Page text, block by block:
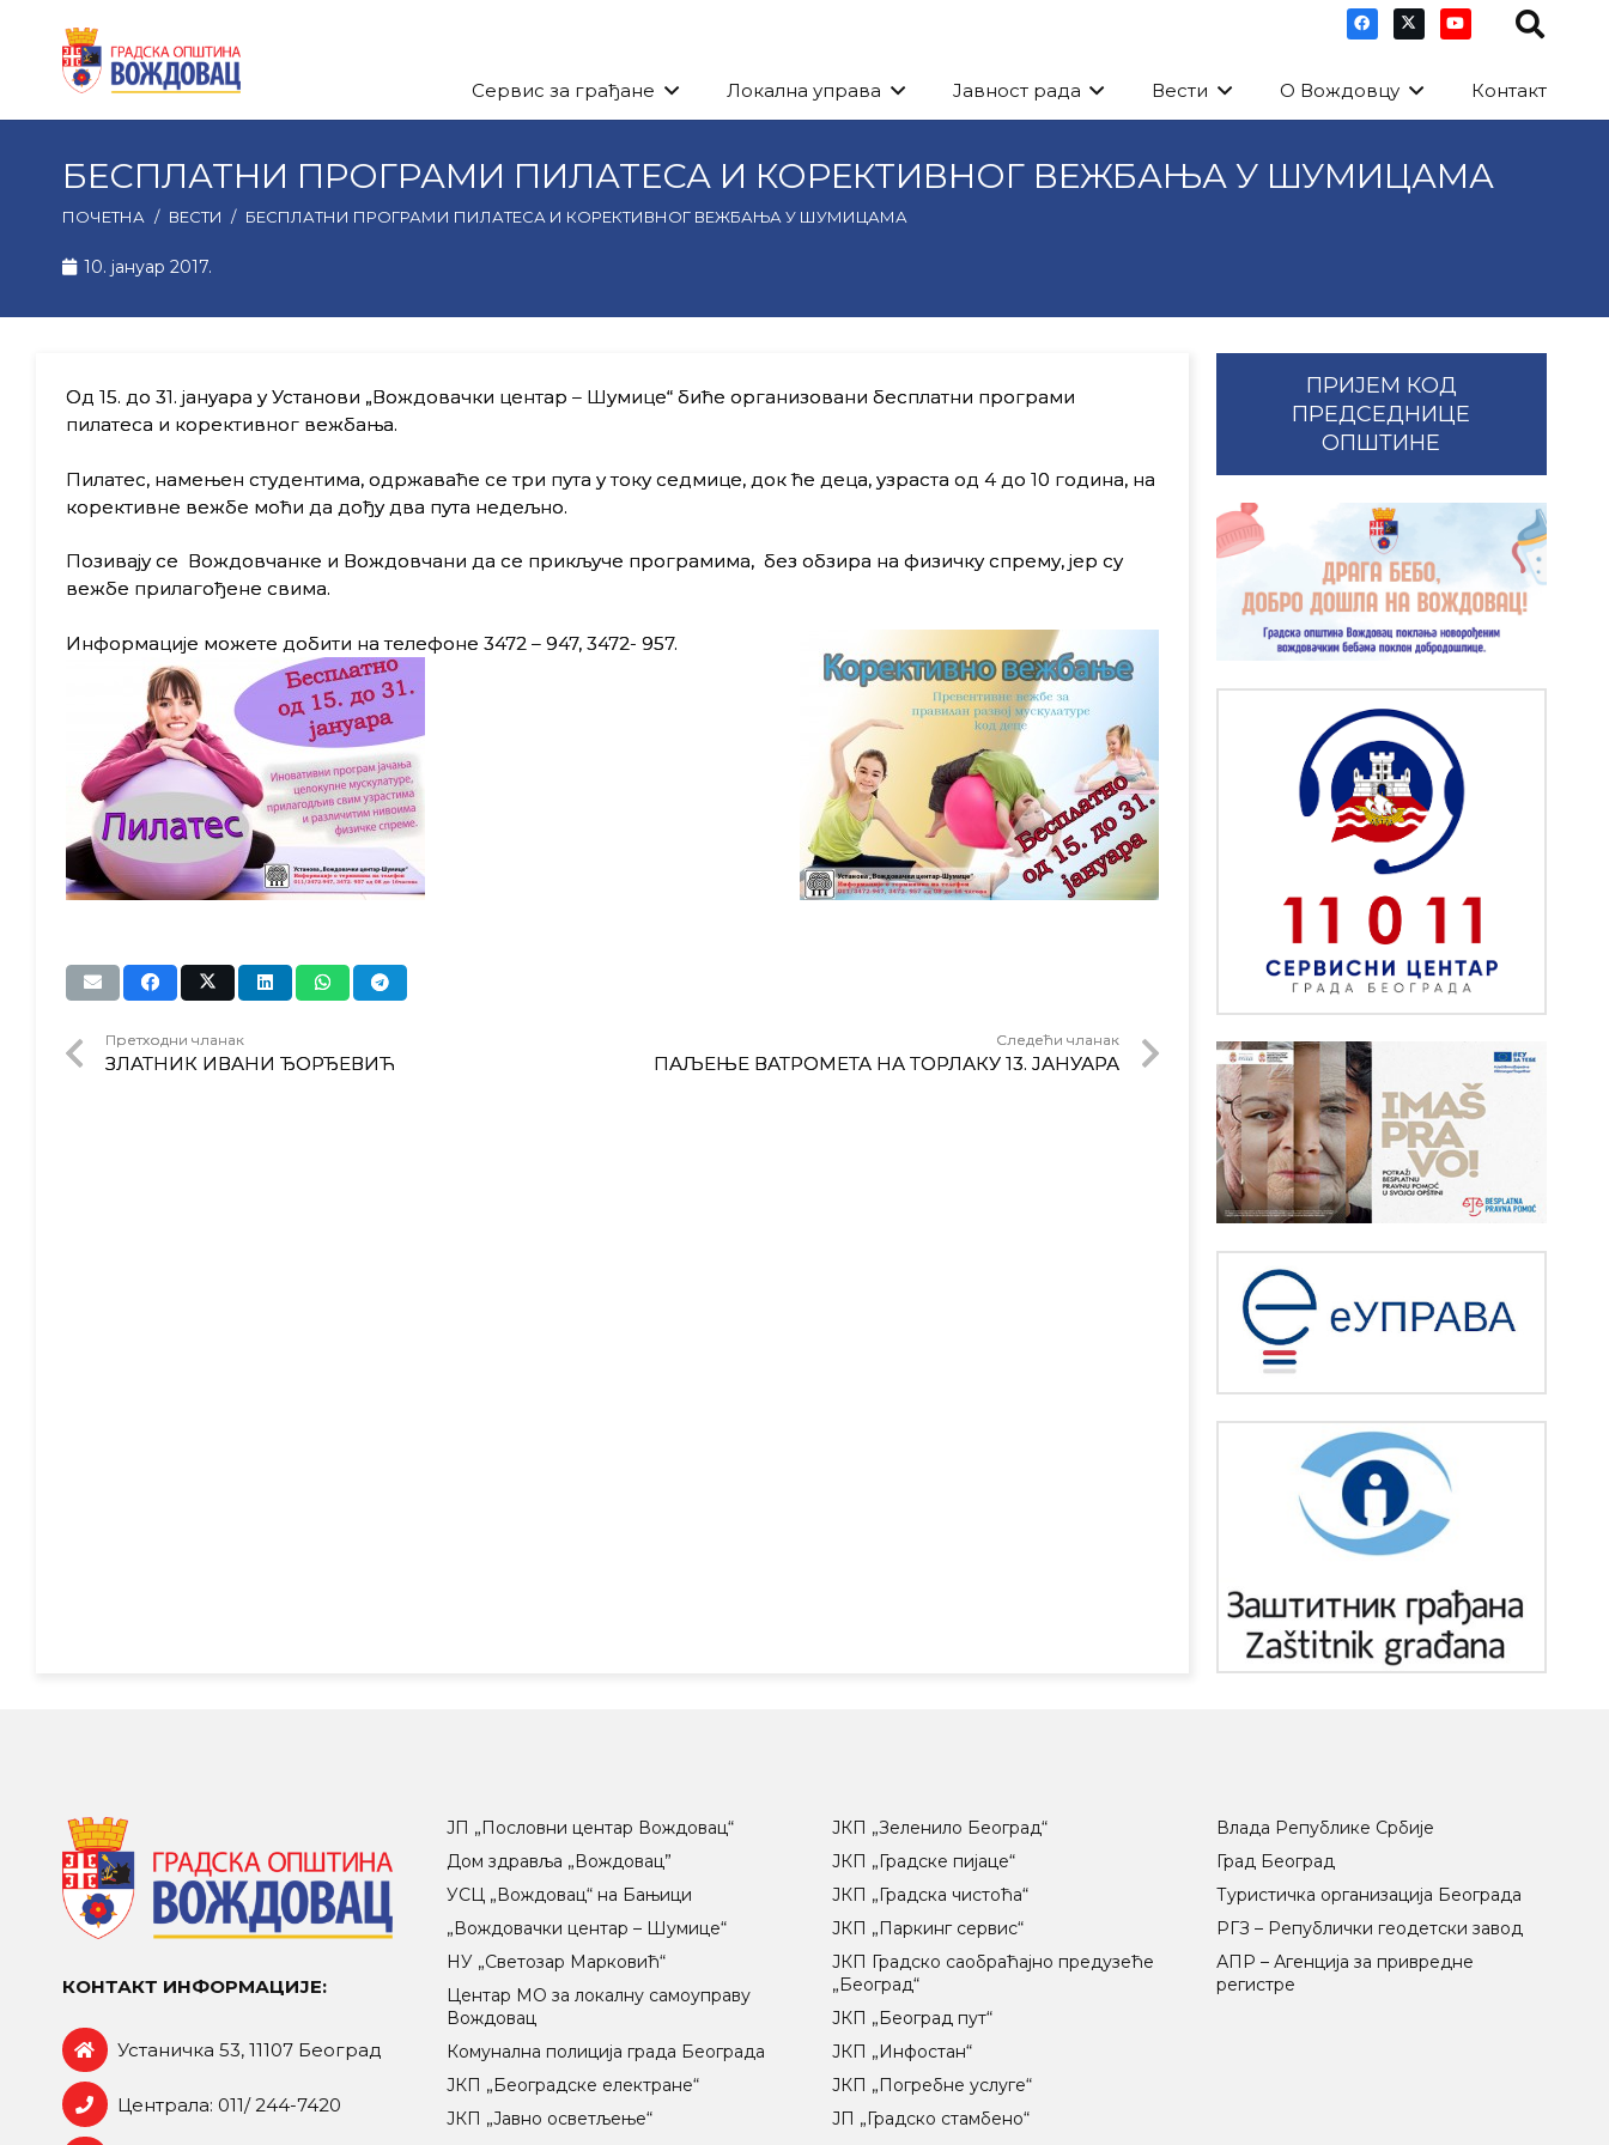
Сервис за грађане Локална управа Јавност рада Вести О Вождовцу Контакт
БЕСПЛАТНИ ПРОГРАМИ ПИЛАТЕСА И КОРЕКТИВНОГ ВЕЖБАЊА У ШУМИЦАМА
ПОЧЕТНА / ВЕСТИ / БЕСПЛАТНИ ПРОГРАМИ ПИЛАТЕСА И КОРЕКТИВНОГ ВЕЖБАЊА У ШУМИЦАМА
10. јануар 2017.
Од 15. до 31. јануара у Установи „Вождовачки центар – Шумице“ биће организовани бесплатни програми
пилатеса и корективног вежбања.
Пилатес, намењен студентима, одржаваће се три пута у току седмице, док ће деца, узраста од 4 до 10 година, на
корективне вежбе моћи да дођу два пута недељно.
Позивају се Вождовчанке и Вождовчани да се прикључе програмима, без обзира на физичку спрему, јер су
вежбе прилагођене свима.
Информације можете добити на телефоне 3472 – 947, 3472- 957.
Претходни чланак
ЗЛАТНИК ИВАНИ ЂОРЂЕВИЋ
Следећи чланак
ПАЉЕЊЕ ВАТРОМЕТА НА ТОРЛАКУ 13. ЈАНУАРА
ПРИЈЕМ КОД
ПРЕДСЕДНИЦЕ
ОПШТИНЕ
КОНТАКТ ИНФОРМАЦИЈЕ:
Устаничка 53, 11107 Београд
Централа: 011/ 244-7420
ЈП „Пословни центар Вождовац“
Дом здравља „Вождовац”
УСЦ „Вождовац“ на Бањици
„Вождовачки центар – Шумице“
НУ „Светозар Марковић“
Центар МO за локалну самоуправу
Вождовац
Комунална полиција града Београда
ЈКП „Београдске електране“
ЈКП „Јавно осветљење“
ЈКП „Зеленило Београд“
ЈКП „Градске пијаце“
ЈКП „Градска чистоћа“
ЈКП „Паркинг сервис“
ЈКП Градско саобраћајно предузеће
„Београд“
ЈКП „Београд пут“
ЈКП „Инфостан“
ЈКП „Погребне услуге“
ЈП „Градско стамбено“
Влада Републике Србије
Град Београд
Туристичка организација Београда
РГЗ – Републички геодетски завод
АПР – Агенција за привредне
регистре